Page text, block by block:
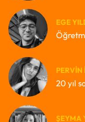
EGE
PERVIN
20 yıl
ŞEYMA